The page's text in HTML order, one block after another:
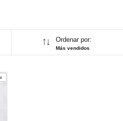
Ordenar por:
Más vendidos